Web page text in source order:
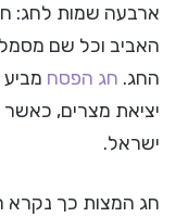
ארבעה שמות לחג:
האביב וכל שם
החג. חג הפסח
יציאת מצרים,
ישראל.
חג המצות כך